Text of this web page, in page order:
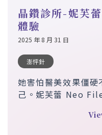
晶鑽診所-妮芙
體驗
2025 年 8 月 31 日
澎怦針
她害怕醫美效果僵
己。妮芙蕾 Neo
光澤。顆粒細緻、